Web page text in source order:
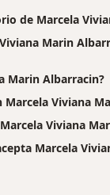
de Marcela
Marin
Marin Albarracin?
Viviana
Viviana
Marcela